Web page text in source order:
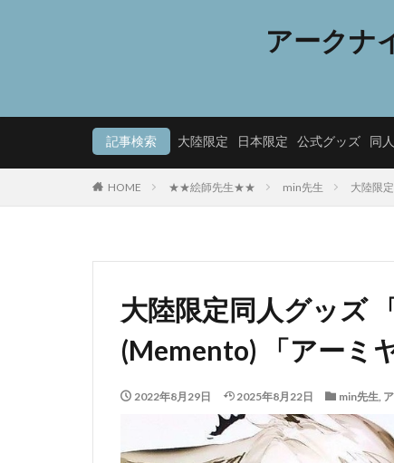
アークナ
記事検索 大陸限定 日本限定 公式グッズ 同
HOME ★★絵師先生★★ min先生 大陸限
大陸限定同人グッズ
(Memento) 「アーミヤ
2022年8月29日 2025年8月22日 min先生,